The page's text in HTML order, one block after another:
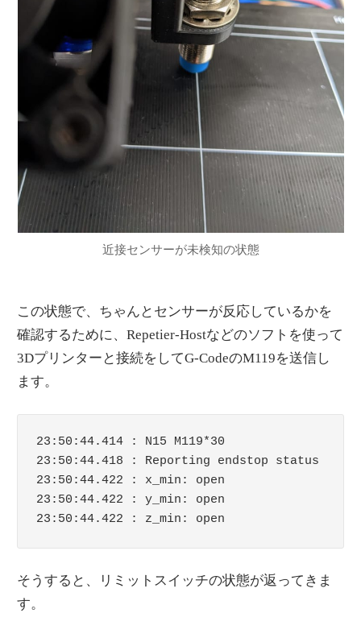
近接センサーが未検知の状態
この状態で、ちゃんとセンサーが反応しているかを
確認するために、Repetier-Hostなどのソフトを使って
3Dプリンターと接続をしてG-CodeのM119を送信し
ます。
23:50:44.414 : N15 M119*30
23:50:44.418 : Reporting endstop status
23:50:44.422 : x_min: open
23:50:44.422 : y_min: open
そうすると、リミットスイッチの状態が返ってきま
す。